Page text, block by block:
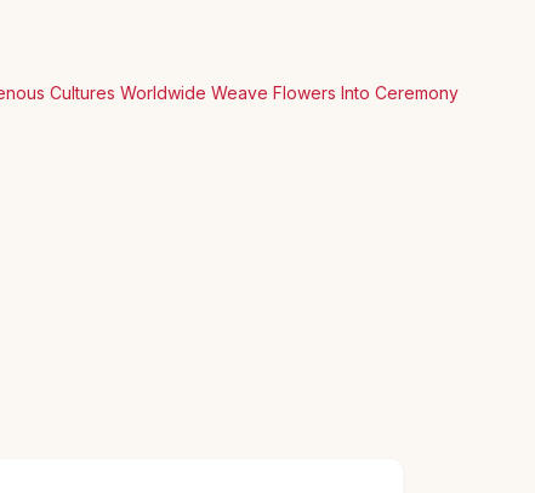
Cultures Worldwide Weave Flowers Into Ceremony